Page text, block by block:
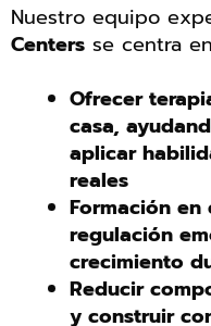
Nuestro equipo
Centers se centra
Ofrecer
casa,
aplicar
reales
Formación
regulación
crecimiento
Reducir
y construir